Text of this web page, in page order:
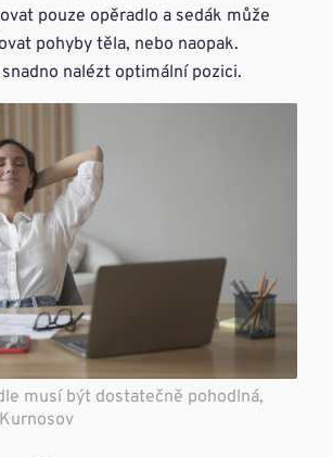
pouze opěradlo a sedák může
pohyby těla, nebo naopak.
nalézt optimální pozici.
musí být dostatečně pohodlná,